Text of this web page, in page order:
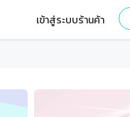
เข้าสู่ระบบร้านค้า